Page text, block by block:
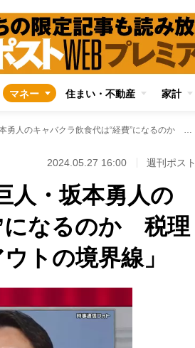
マネー 住まい・不動産 家計
《約1億円申告漏れ騒動》巨人・坂本勇人のキャバクラ飲食代は“経費”になるのか 税理士が解説する「セーフとアウトの境界線」
2024.05.27 16:00 週刊ポスト
人・坂本勇人の
になるのか 税理
トの境界線」